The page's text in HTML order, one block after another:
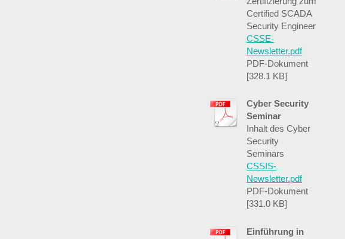
Certified SCADA
Security Engineer
CSSE-
Newsletter.pdf
PDF-Dokument
[328.1 KB]
Cyber Security
Seminar
Inhalt des Cyber
Security
Seminars
CSSIS-
Newsletter.pdf
PDF-Dokument
[331.0 KB]
Einführung in